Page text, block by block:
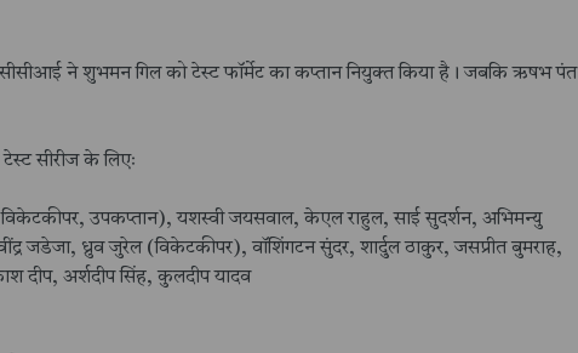
ने शुभमन गिल को टेस्ट फॉर्मेट का कप्तान नियुक्त किया है। जबकि ऋषभ पंत
सीरीज के लिएः
उपकप्तान), यशस्वी जयसवाल, केएल राहुल, साई सुदर्शन, अभिमन्यु
जडेजा, ध्रुव जुरेल (विकेटकीपर), वॉशिंगटन सुंदर, शार्दुल ठाकुर, जसप्रीत बुमराह,
दीप, अर्शदीप सिंह, कुलदीप यादव